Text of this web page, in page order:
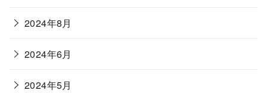
2024年8月
2024年6月
2024年5月